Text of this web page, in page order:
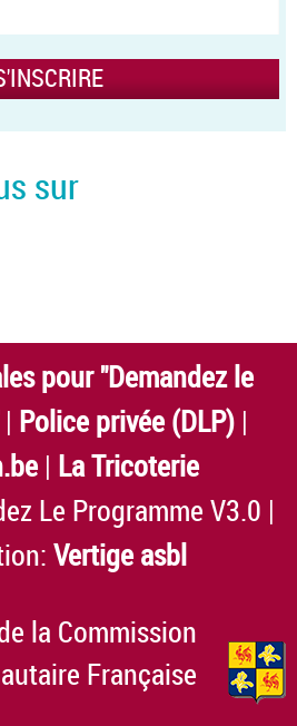
sur
pour "Demandez le
| Police privée (DLP) |
| La Tricoterie
Le Programme V3.0 |
Vertige asbl
la Commission
Française